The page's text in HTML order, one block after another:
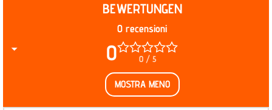
BEWERTUNGEN
0 0 / 5
0 recensioni
MOSTRA MENO